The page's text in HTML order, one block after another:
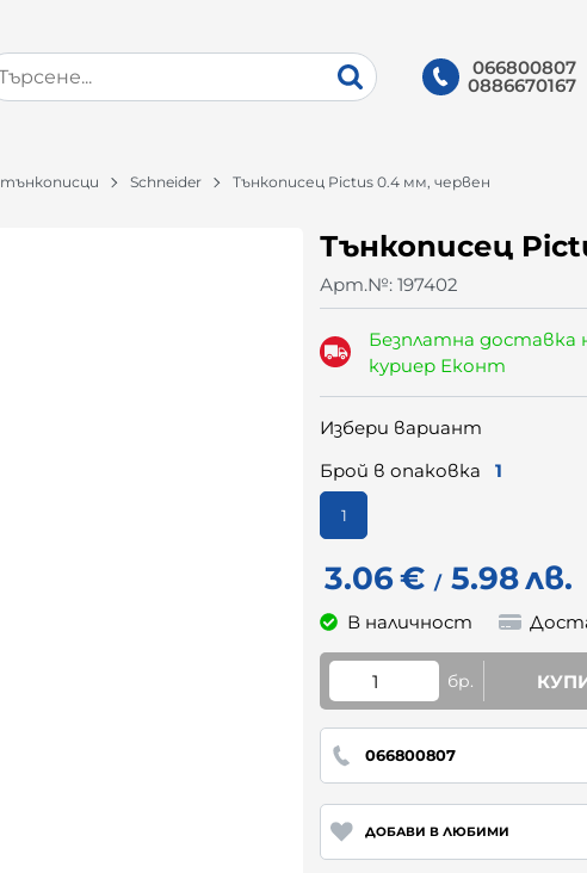
066800807
0886670167
тънкописци Schneider Тънкописец Pictus 0.4 мм, червен
Тънкописец
Арт.№: 197402
Безплатна доставка
куриер Еконт
Избери вариант
Брой в опаковка
1
1
3.06€ / 5.98лв.
В наличност
бр.
066800807
ДОБАВИ В ЛЮБИМИ